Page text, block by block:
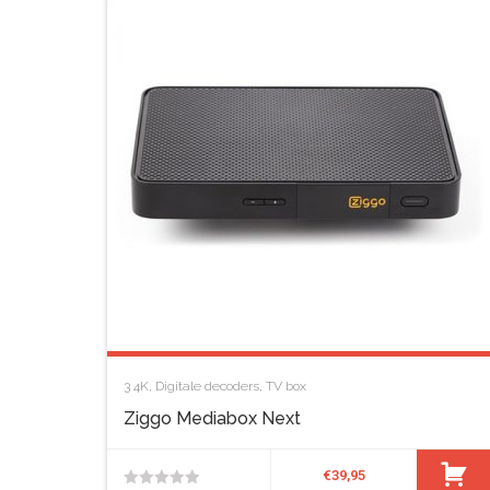
3 4K, Digitale decoders, TV box
Ziggo Mediabox Next
€39,95